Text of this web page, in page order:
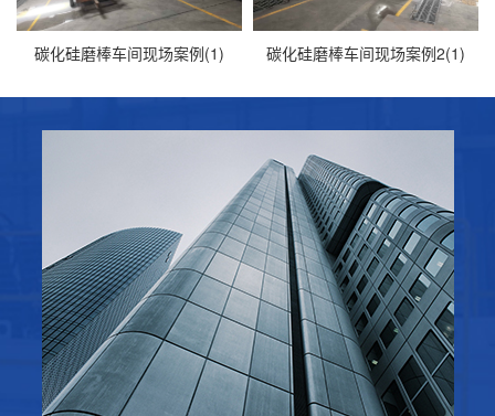
碳化硅磨棒车间现场案例(1) 碳化硅磨棒车间现场案例2(1)